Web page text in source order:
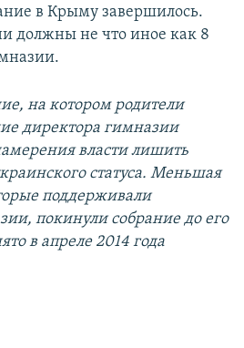
в Крыму завершилось.
должны не что иное как 8
на котором родители
директора гимназии
власти лишить
статуса. Меньшая
поддерживали
покинули собрание до его
в апреле 2014 года